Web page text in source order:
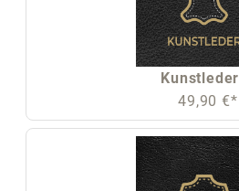
Kunstleder
49,90 €*